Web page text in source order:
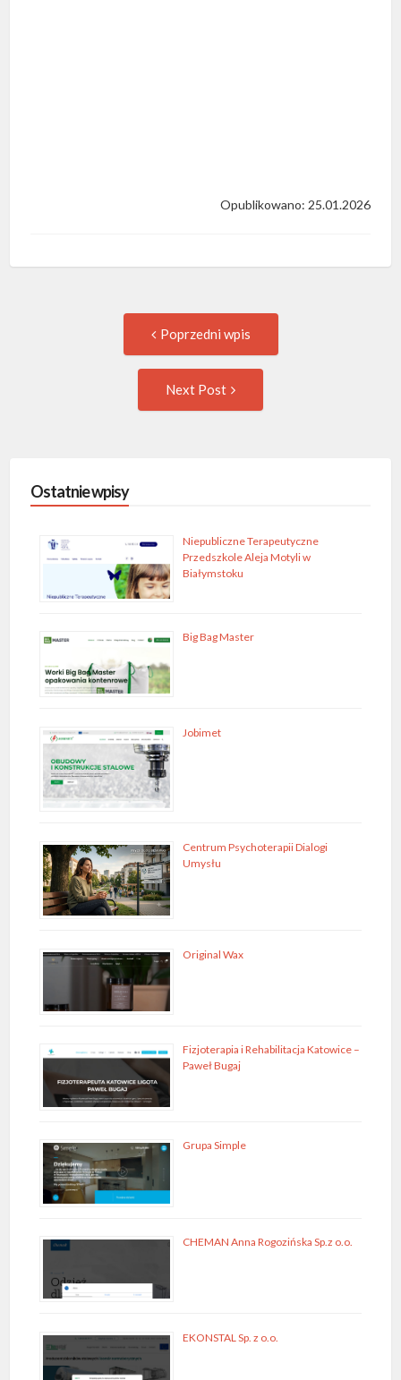
Opublikowano: 25.01.2026
navigation
Poprzedni wpis
Next Post
Ostatnie wpisy
Niepubliczne Terapeutyczne
Przedszkole Aleja Motyli w
Białymstoku
Big Bag Master
Jobimet
Centrum Psychoterapii Dialogi
Umysłu
Original Wax
Fizjoterapia i Rehabilitacja Katowice –
Paweł Bugaj
Grupa Simple
CHEMAN Anna Rogozińska Sp.z o.o.
EKONSTAL Sp. z o.o.